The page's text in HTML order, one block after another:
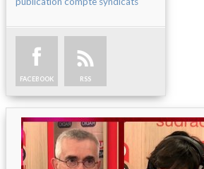
FACEBOOK RSS